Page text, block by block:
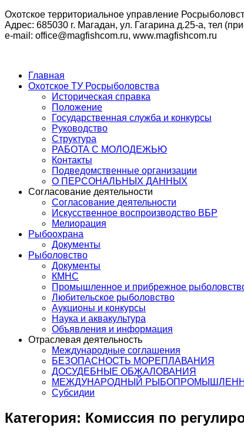
Охотское территориальное управление
Адрес: 685030 г. Магадан, ул. Гагарина д.25-а, тел
e-mail: office@magfishcom.ru, www.magfishcom.ru
Главная
Охотское ТУ Росрыболовства
Историческая справка
Положение
Государственная служба и конкурсы
Руководство
Структура
РАБОТА С МОЛОДЕЖЬЮ
Контакты
Подведомственные организации
О ПЕРСОНАЛЬНЫХ ДАННЫХ
Согласование деятельности
Согласование деятельности
Искусственное воспроизводство ВБР
Мелиорация
Рыбоохрана
Документы
Рыболовство
Документы
КМНС
Промышленное и прибрежное
Любительское рыболовство
Аукционы и конкурсы
Наука и аквакультура
Объявления и информация
Отраслевая деятельность
Международные соглашения
БЕЗОПАСНОСТЬ МОРЕПЛАВАНИЯ
ДОСУДЕБНЫЕ ОБЖАЛОВАНИЯ
МЕЖДУНАРОДНЫЙ
Субсидии
Категория: Комиссия по